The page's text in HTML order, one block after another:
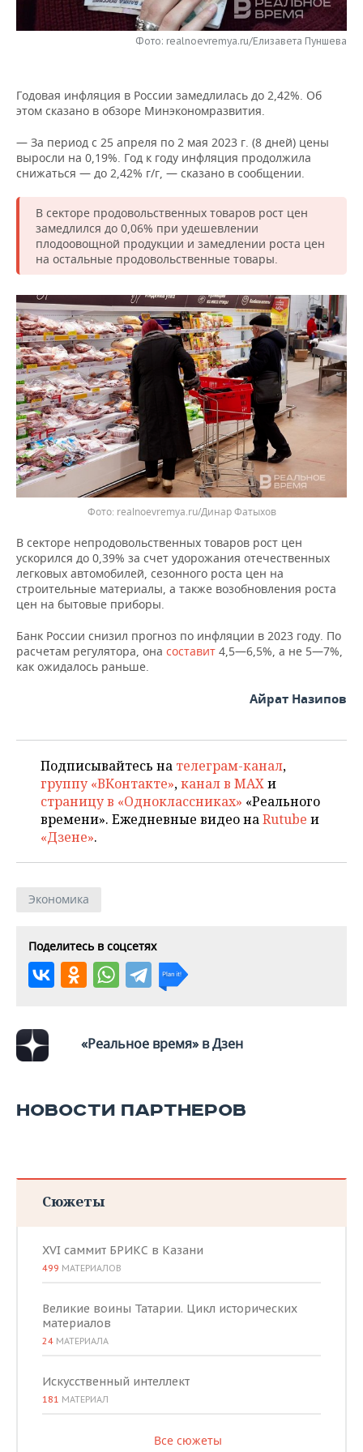
НЕФТЕХИМИЯ
ЭНЕРГЕТИКА
РОЗНИЧНАЯ ТОРГОВЛЯ
УСЛУГИ
НОВОСТИ ТЕХНОЛОГИЙ
МЕДИА
ТЕЛЕКОММУНИКАЦИИ
МЕРОПРИЯТИЯ
ВЫЕЗДНАЯ РЕДАКЦИЯ
БИЗНЕС-БРАНЧИ
ONLINE-КОНФЕРЕНЦИИ
ОТКРЫТАЯ ЛЕКЦИЯ
НОВОСТИ СПОРТА
ФУТБОЛ
ХОККЕЙ
БАСКЕТБОЛ
ВОЛЕЙБОЛ
КИБЕРСПОРТ
ФИГУРНОЕ КАТАНИЕ
ВОДНЫЕ ВИДЫ СПОРТА
ХОККЕЙ С МЯЧОМ
ОБЩЕСТВО
НОВОСТИ ОБЩЕСТВА
ВЛАСТЬ
ИНФРАСТРУКТУРА
ИСТОРИЯ
КУЛЬТУРА
МЕДИЦИНА
ОБРАЗОВАНИЕ
ПРОИСШЕСТВИЯ
ФОТОГАЛЕРЕЯ
СЮЖЕТЫ
СПРАВОЧНИК
СПИСОК ПЕРСОН
СПИСОК КОМПАНИЙ
ПОЛНАЯ ВЕРСИЯ
Фото: realnoevremya.ru/Елизавета Пуншева
Годовая инфляция в России замедлилась до 2,42%. Об
этом сказано в обзоре Минэкономразвития.
— За период с 25 апреля по 2 мая 2023 г. (8 дней) цены
выросли на 0,19%. Год к году инфляция продолжила
снижаться — до 2,42% г/г, — сказано в сообщении.
В секторе продовольственных товаров рост цен
замедлился до 0,06% при удешевлении
плодоовощной продукции и замедлении роста цен
на остальные продовольственные товары.
Фото: realnoevremya.ru/Динар Фатыхов
В секторе непродовольственных товаров рост цен
ускорился до 0,39% за счет удорожания отечественных
легковых автомобилей, сезонного роста цен на
строительные материалы, а также возобновления роста
цен на бытовые приборы.
Банк России снизил прогноз по инфляции в 2023 году. По
расчетам регулятора, она составит 4,5—6,5%, а не 5—7%,
как ожидалось раньше.
Айрат Назипов
Подписывайтесь на телеграм-канал,
группу «ВКонтакте»,канал в MAXи
страницу в «Одноклассниках» «Реального
времени». Ежедневные видео наRutube и
«Дзене».
Экономика
Поделитесь в соцсетях
«Реальное время» в Дзен
НОВОСТИ ПАРТНЕРОВ
Сюжеты
XVI саммит БРИКС в Казани
499 МАТЕРИАЛОВ
Великие воины Татарии. Цикл исторических
материалов
24 МАТЕРИАЛА
Искусственный интеллект
181 МАТЕРИАЛ
Все сюжеты